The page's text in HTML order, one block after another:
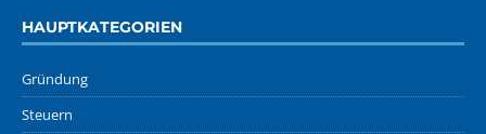
HAUPTKATEGORIEN
Gründung
Steuern